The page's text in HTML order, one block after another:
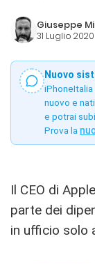
Giuseppe
31 Luglio 2020
Nuovo
nuovo e
e potrai
Prova la
Il CEO di
parte dei
in ufficio solo